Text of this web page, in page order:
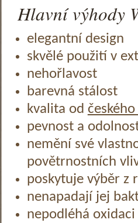
Hlavní výhody
elegantní design
skvělé použití v
nehořlavost
barevná stálost
kvalita od
pevnost a
nemění své
povětrnostních
poskytuje výběr z
nenapadají jej
nepodléhá oxidaci